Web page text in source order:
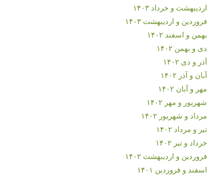
اردیبهشت و خرداد ۱۴۰۳
فروردین و اردیبهشت ۱۴۰۳
بهمن و اسفند ۱۴۰۲
دی و بهمن ۱۴۰۲
آذر و دی ۱۴۰۲
آبان و آذر ۱۴۰۲
مهر و آبان ۱۴۰۲
شهریور و مهر ۱۴۰۲
مرداد و شهریور ۱۴۰۲
تیر و مرداد ۱۴۰۲
خرداد و تیر ۱۴۰۲
فروردین و اردیبهشت ۱۴۰۲
اسفند و فروردین ۱۴۰۱